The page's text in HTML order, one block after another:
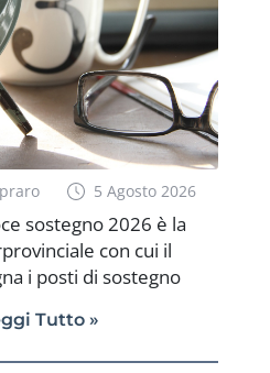
5 Agosto 2026
sostegno 2026 è la
con cui il
i posti di sostegno
e disponibili a
diversa da
Tutto »